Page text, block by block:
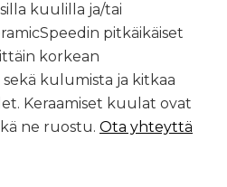
kuulilla ja/tai
pitkäikäiset
korkean
kulumista ja kitkaa
Keraamiset kuulat ovat
ne ruostu. Ota yhteyttä